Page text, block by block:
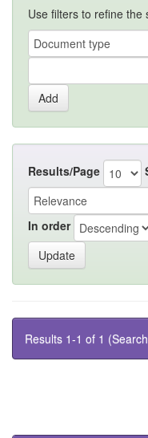
Use filters to refine the
Results/Page
In order
Results 1-1 of 1